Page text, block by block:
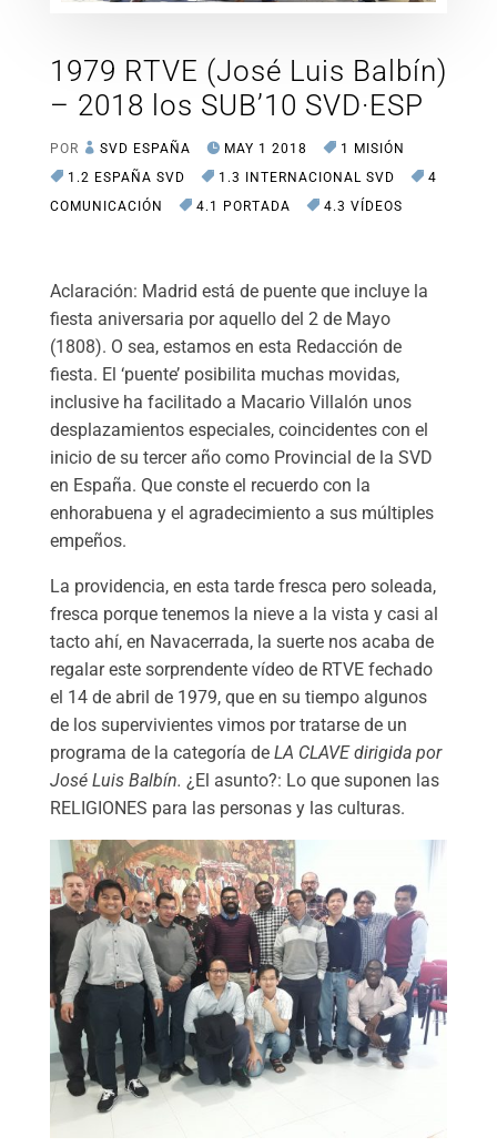
1979 RTVE (José Luis Balbín)
– 2018 los SUB’10 SVD·ESP
POR SVD ESPAÑA MAY 1 2018
1 MISIÓN
1.2 ESPAÑA SVD
1.3 INTERNACIONAL SVD
4
COMUNICACIÓN
4.1 PORTADA 4.3 VÍDEOS
Aclaración: Madrid está de puente que incluye la
fiesta aniversaria por aquello del 2 de Mayo
(1808). O sea, estamos en esta Redacción de
fiesta. El ‘puente’ posibilita muchas movidas,
inclusive ha facilitado a Macario Villalón unos
desplazamientos especiales, coincidentes con el
inicio de su tercer año como Provincial de la SVD
en España. Que conste el recuerdo con la
enhorabuena y el agradecimiento a sus múltiples
empeños.
La providencia, en esta tarde fresca pero soleada,
fresca porque tenemos la nieve a la vista y casi al
tacto ahí, en Navacerrada, la suerte nos acaba de
regalar este sorprendente vídeo de RTVE fechado
el 14 de abril de 1979, que en su tiempo algunos
de los supervivientes vimos por tratarse de un
programa de la categoría de LA CLAVE dirigida por
José Luis Balbín. ¿El asunto?: Lo que suponen las
RELIGIONES para las personas y las culturas.